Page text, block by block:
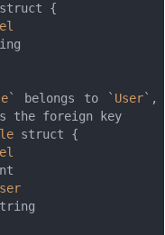
struct {
` belongs to ` User`,
struct {